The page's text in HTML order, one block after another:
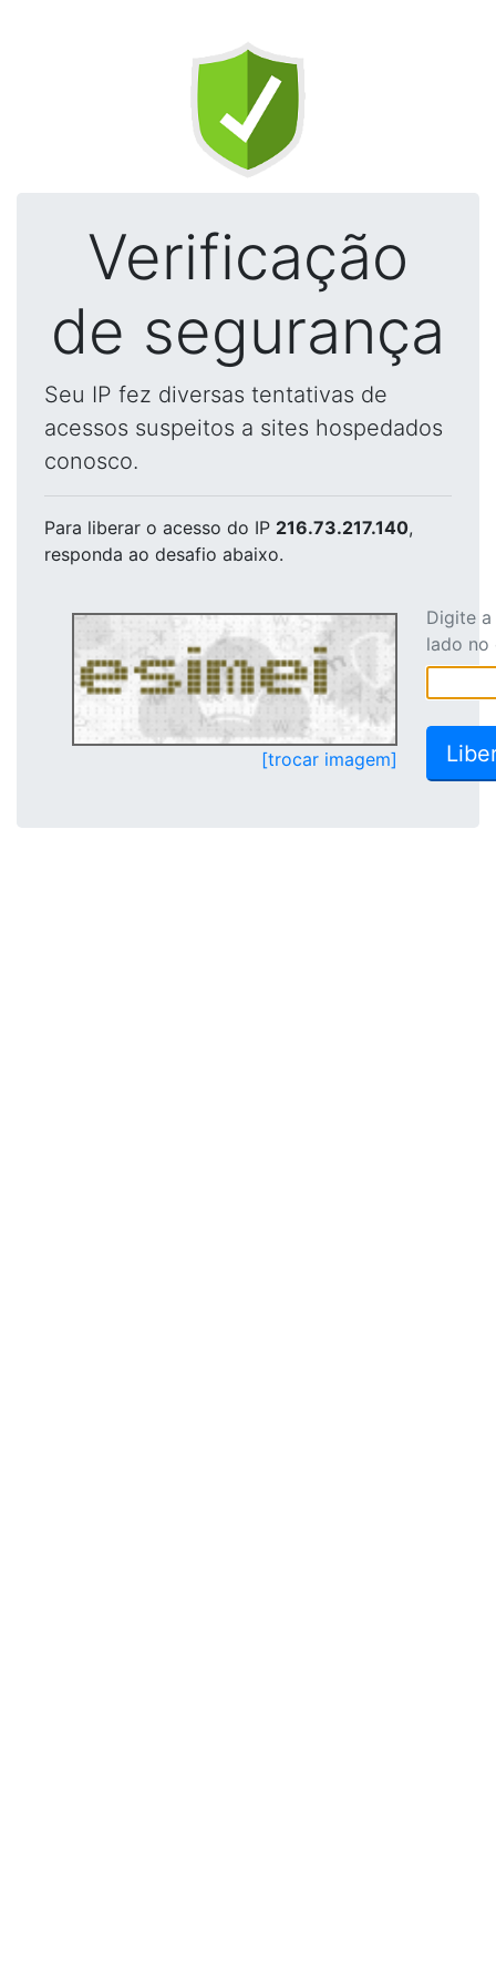
Verificação
de segurança
Seu IP fez diversas tentativas de
acessos suspeitos a sites hospedados
conosco.
Para liberar o acesso do IP 216.73.217.140,
responda ao desafio abaixo.
[trocar imagem]
Digite
lado no